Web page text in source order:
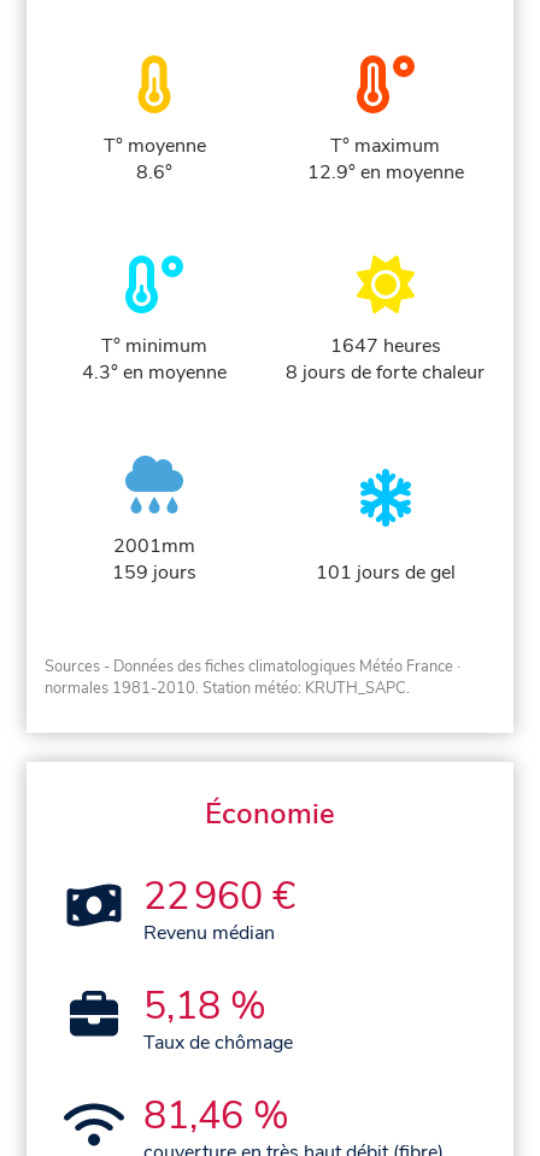
T° moyenne
8.6°
T° maximum
12.9° en moyenne
T° minimum
4.3° en moyenne
1647 heures
8 jours de forte chaleur
2001mm
159 jours
101 jours de gel
Sources - Données des fiches climatologiques Météo France ·
normales 1981-2010. Station météo: KRUTH_SAPC.
Économie
22 960 €
Revenu médian
5,18 %
Taux de chômage
81,46 %